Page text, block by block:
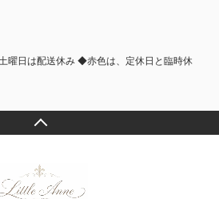
日は配送休み ◆赤色は、定休日と臨時休